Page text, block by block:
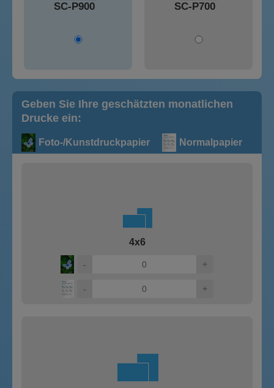
SC-P900 SC-P700
Geben Sie Ihre geschätzten monatlichen
Drucke ein:
Foto-/Kunstdruckpapier Normalpapier
4x6
- +
- +